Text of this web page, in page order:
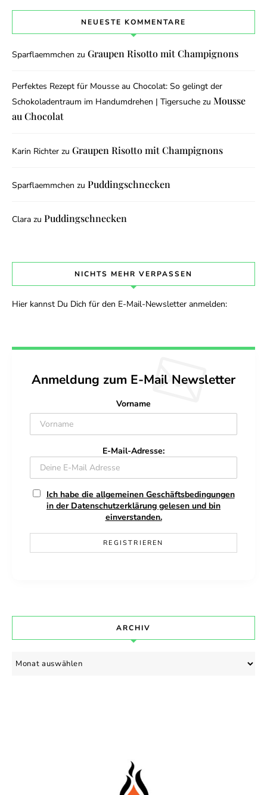
NEUESTE KOMMENTARE
Sparflaemmchen zu Graupen Risotto mit Champignons
Perfektes Rezept für Mousse au Chocolat: So gelingt der
Schokoladentraum im Handumdrehen | Tigersuche zu Mousse
au Chocolat
Karin Richter zu Graupen Risotto mit Champignons
Sparflaemmchen zu Puddingschnecken
Clara zu Puddingschnecken
NICHTS MEHR VERPASSEN
Hier kannst Du Dich für den E-Mail-Newsletter anmelden:
Anmeldung zum E-Mail Newsletter
Vorname
E-Mail-Adresse:
Ich habe die allgemeinen Geschäftsbedingungen
in der Datenschutzerklärung gelesen und bin
einverstanden.
ARCHIV
Archiv